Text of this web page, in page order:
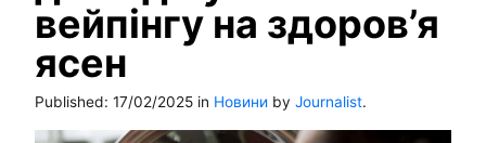
t
e
n
t
вейпінгу на здоров’я
ясен
Published: 17/02/2025 in Новини by Journalist.